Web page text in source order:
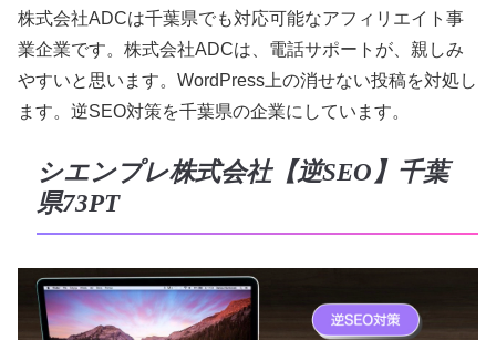
株式会社ADCは千葉県でも対応可能なアフィリエイト事
業企業です。株式会社ADCは、電話サポートが、親しみ
やすいと思います。WordPress上の消せない投稿を対処し
ます。逆SEO対策を千葉県の企業にしています。
シエンプレ株式会社【逆SEO】千葉
県73PT